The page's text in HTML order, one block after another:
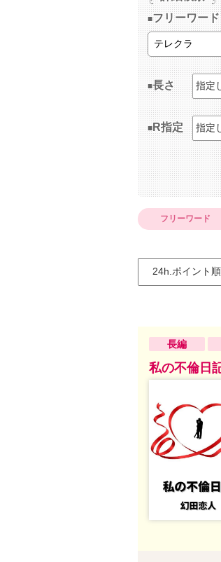
フリーワード
長さ
R指定
フリーワード
長編
私の不倫日